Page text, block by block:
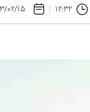
۱۲:۳۲ ۱۴۰۳/